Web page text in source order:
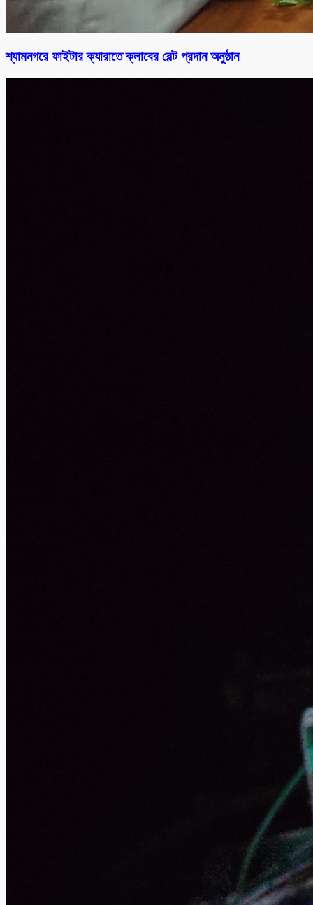
শ্যামনগরে ফাইটার ক্যারাতে ক্লাবের বেল্ট প্রদান অনুষ্ঠান